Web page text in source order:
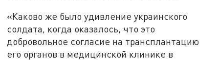
«Каково же было удивление украинского
солдата, когда оказалось, что это
добровольное согласие на трансплантацию
его органов в медицинской клинике в